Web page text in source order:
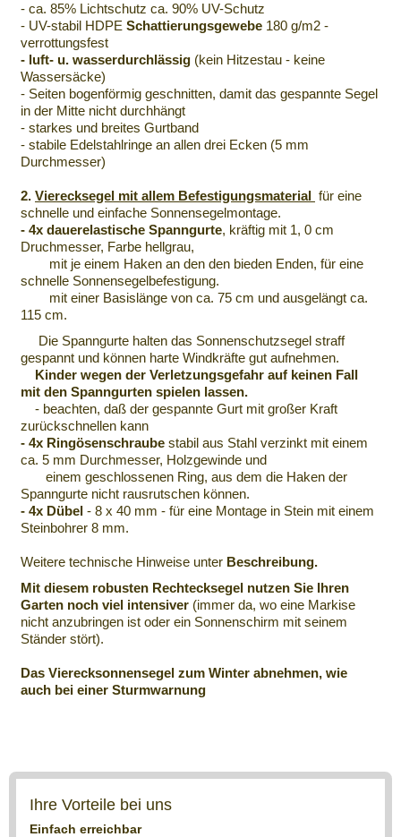
- ca. 85% Lichtschutz ca. 90% UV-Schutz
- UV-stabil HDPE Schattierungsgewebe 180 g/m2 -
verrottungsfest
- luft- u. wasserdurchlässig (kein Hitzestau - keine
Wassersäcke)
- Seiten bogenförmig geschnitten, damit das gespannte Segel
in der Mitte nicht durchhängt
- starkes und breites Gurtband
- stabile Edelstahlringe an allen drei Ecken (5 mm
Durchmesser)
2. Vierecksegel mit allem Befestigungsmaterial für eine
schnelle und einfache Sonnensegelmontage.
- 4x dauerelastische Spanngurte, kräftig mit 1, 0 cm
Druchmesser, Farbe hellgrau,
mit je einem Haken an den den bieden Enden, für eine
schnelle Sonnensegelbefestigung.
mit einer Basislänge von ca. 75 cm und ausgelängt ca.
115 cm.
Die Spanngurte halten das Sonnenschutzsegel straff
gespannt und können harte Windkräfte gut aufnehmen.
Kinder wegen der Verletzungsgefahr auf keinen Fall
mit den Spanngurten spielen lassen.
- beachten, daß der gespannte Gurt mit großer Kraft
zurückschnellen kann
- 4x Ringösenschraube stabil aus Stahl verzinkt mit einem
ca. 5 mm Durchmesser, Holzgewinde und
einem geschlossenen Ring, aus dem die Haken der
Spanngurte nicht rausrutschen können.
- 4x Dübel - 8 x 40 mm - für eine Montage in Stein mit einem
Steinbohrer 8 mm.
Weitere technische Hinweise unter Beschreibung.
Mit diesem robusten Rechtecksegel nutzen Sie Ihren
Garten noch viel intensiver (immer da, wo eine Markise
nicht anzubringen ist oder ein Sonnenschirm mit seinem
Ständer stört).
Das Vierecksonnensegel zum Winter abnehmen, wie
auch bei einer Sturmwarnung
Ihre Vorteile bei uns
Einfach erreichbar